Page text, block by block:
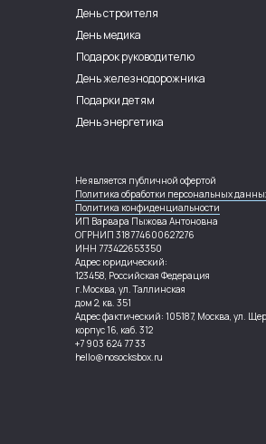
День строителя
День медика
Подарок руководителю
День железнодорожника
Подарки детям
День энергетика
Не является публичной офертой
Политика обработки персональных
Политика конфиденциальности
ИП Варвара Пыжова Антоновна
ОГРНИП 318774600627276
ИНН 773422653350
Адрес юридический:
123458, Российская Федерация
г.Москва, ул. Таллинская
дом 2, кв. 351
Адрес фактический: 105187, Москва, ул.
корпус 16, каб. 312
+7 903 624 77 33
hello@nosocksbox.ru